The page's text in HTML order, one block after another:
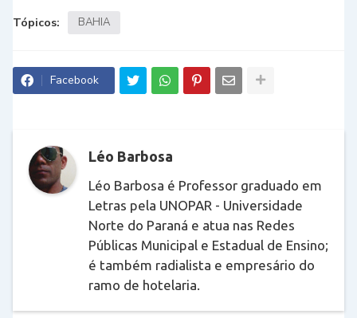
Tópicos: BAHIA
Facebook
Léo Barbosa
Léo Barbosa é Professor graduado em
Letras pela UNOPAR - Universidade
Norte do Paraná e atua nas Redes
Públicas Municipal e Estadual de Ensino;
é também radialista e empresário do
ramo de hotelaria.